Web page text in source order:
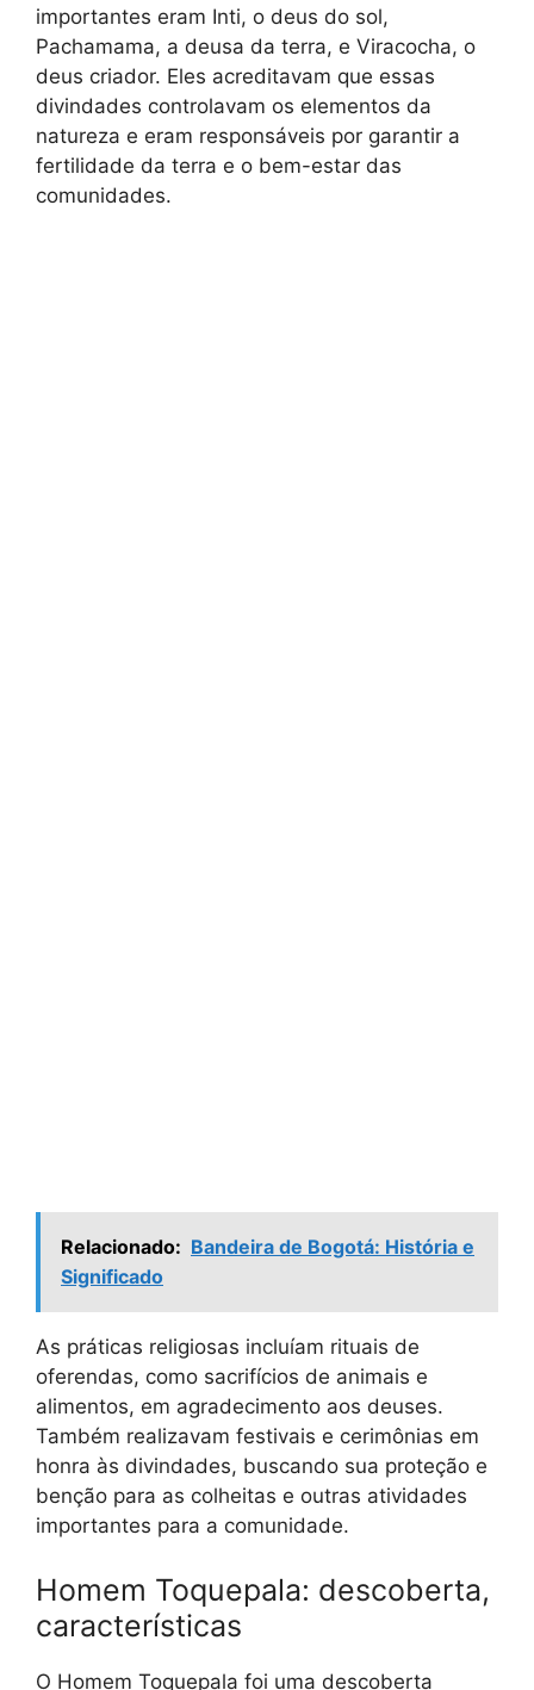
importantes eram Inti, o deus do sol,
Pachamama, a deusa da terra, e Viracocha, o
deus criador. Eles acreditavam que essas
divindades controlavam os elementos da
natureza e eram responsáveis por garantir a
fertilidade da terra e o bem-estar das
comunidades.
Relacionado: Bandeira de Bogotá: História e
Significado
As práticas religiosas incluíam rituais de
oferendas, como sacrifícios de animais e
alimentos, em agradecimento aos deuses.
Também realizavam festivais e cerimônias em
honra às divindades, buscando sua proteção e
benção para as colheitas e outras atividades
importantes para a comunidade.
Homem Toquepala: descoberta,
características
O Homem Toquepala foi uma descoberta